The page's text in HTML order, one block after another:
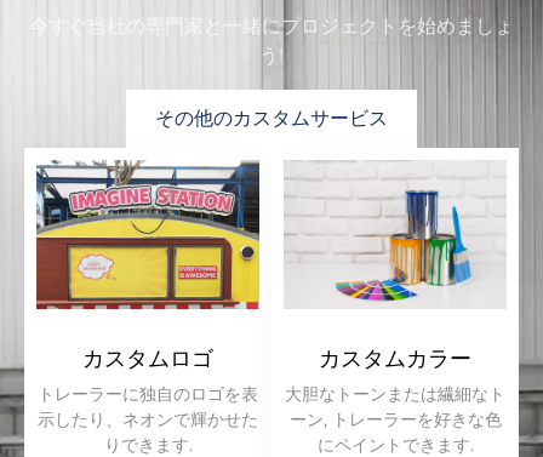
今すぐ当社の専門家と一緒にプロジェクトを始めましょ
う!
その他のカスタムサービス
カスタムロゴ
トレーラーに独自のロゴを表
示したり、ネオンで輝かせた
りできます.
カスタムカラー
大胆なトーンまたは繊細なト
ーン, トレーラーを好きな色
にペイントできます.